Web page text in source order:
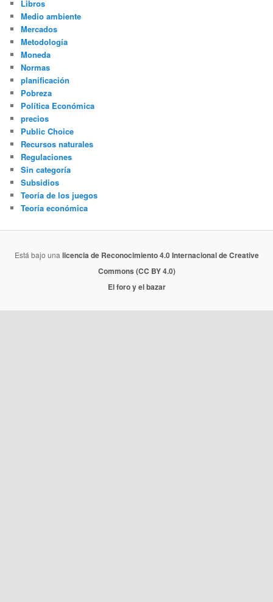
Libros
Medio ambiente
Mercados
Metodología
Moneda
Normas
planificación
Pobreza
Política Económica
precios
Public Choice
Recursos naturales
Regulaciones
Sin categoría
Subsidios
Teoría de los juegos
Teoría económica
Está bajo una licencia de Reconocimiento 4.0 Internacional de Creative
Commons (CC BY 4.0)
El foro y el bazar